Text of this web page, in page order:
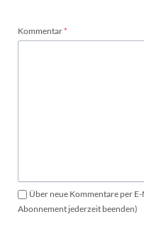
Pflichtfeld
Kommentar*
Über neue Kommentare per
Abonnement jederzeit beenden)